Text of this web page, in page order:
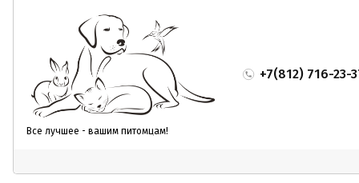
Все лучшее - вашим питомцам!
+7(812) 716-23-